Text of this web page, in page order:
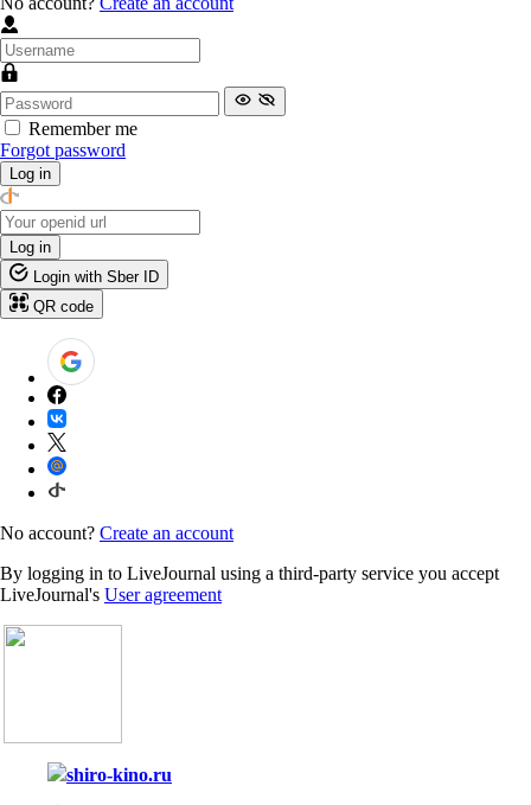
Remember me
Forgot password
Log in
Log in
Login with Sber ID
QR code
No account? Create an account
By logging in to LiveJournal using a third-party service you accept
LiveJournal's User agreement
shiro-kino.ru